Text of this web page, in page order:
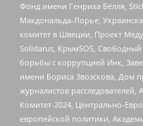
Фонд имени Генриха Бёлля,
Макдональда-Лорье,
комитет в Швеции, Проект
Solidarus, КрымSOS, Свободный
борьбы с коррупцией Инк,
имени Бориса Звозскова, Дом
журналистов
Комитет-2024, Центрально-
европейской политики,